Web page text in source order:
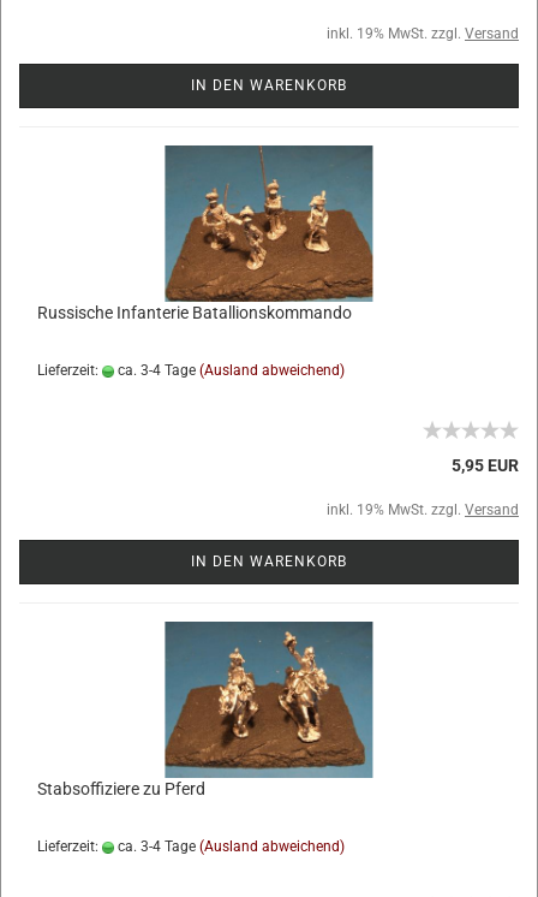
inkl. 19% MwSt. zzgl. Versand
IN DEN WARENKORB
Russische Infanterie Batallionskommando
Lieferzeit: ca. 3-4 Tage (Ausland abweichend)
5,95 EUR
inkl. 19% MwSt. zzgl. Versand
IN DEN WARENKORB
Stabsoffiziere zu Pferd
Lieferzeit: ca. 3-4 Tage (Ausland abweichend)